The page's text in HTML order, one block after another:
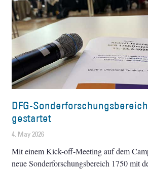
DFG-
gestartet
4. May 2026
Mit einem Kick-off-Meeting auf dem
neue Sonderforschungsbereich 1750 mit